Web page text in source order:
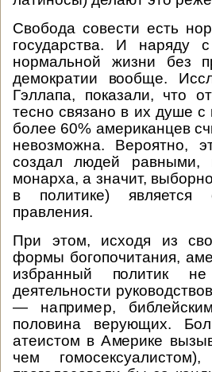
Свобода совести есть
государства. И
нормальной жизни без
демократии вообще.
Гэллапа, показали, что
тесно связано в их душе с
более 60% американцев
невозможна. Вероятно,
создал людей равными,
монарха, а значит,
в политике) является
правления.
При этом, исходя из
формы богопочитания,
избранный политик
деятельности
— например,
половина верующих.
атеистом в Америке
чем